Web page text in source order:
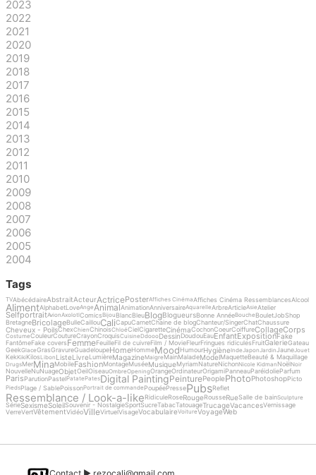
2023
2022
2021
2020
2019
2018
2017
2016
2015
2014
2013
2012
2011
2010
2009
2008
2007
2006
2005
2004
Tags
TVAbécédaireAbstraitActeurActricePosterAffiches CinémaAffiches Cinéma RessemblancesAlcool
AlimentAlphabetLoveAnge AnimalAnimationAnniversaireAquarelleArbreArticleAsieAtelier
SelfportraitAvionAxolotlComicsBijou BlancBleuBlogBlogueursBonne AnnéeBouche BouletJobShop
BretagneBricolageBulleCaillouCaliCapuCarnetChaine de blogChanteur/SingerChatChaussure
Cheveux - PoilsChexChienChinoisChloéCielCigaretteCinémaCochonCoeurCoiffureCollageCorps
CostumeCouleurCoutureCrayonCroquisCuisineDdoooDessinDoudouEauEnfantExpositionFake
FantômeFake coversFemmeFeuilleFil de cuivreFilm / MovieFleurFringues ridiculesFruitGalerieGateau
GeekGlaceGrasGravureGuadeloupeHomeHommeMoodHumourHygièneInde Japon JardinJaune Jouet
KekKikiKilosLibon ListeLivreLumièreMagazineMaigre MainMaladeModelMaquetteBeauté & Maquillage
DrugsMerMinaMobileFashionMontageMuséeMusiqueMyriamNatureNichonNicole Kidman NoëlNoir
NouvelleNuNuageObjetOeilOiseauOmbreOpeningOrangeOrdinateurOrigamiPanneauParéidolieParfum
ParisParutionPastelPatatePatesDigital PaintingPeinturePeoplePhotoPhotoshopPicto
PiedsPlage / SablePoissonPortrait de commande PoupéePressePubsReflet
Ressemblance / Look-a-likeRidiculeRoseRougeRousseRueSalle de bainSculpture
SérieSexismeSoleilSouvenir - NostalgieSportSucreTabacTatouageTrucageVacancesVernissage
VerreVertVêtementVidéoVilleVirtuelVisageVocabulaireVoitureVoyageWeb